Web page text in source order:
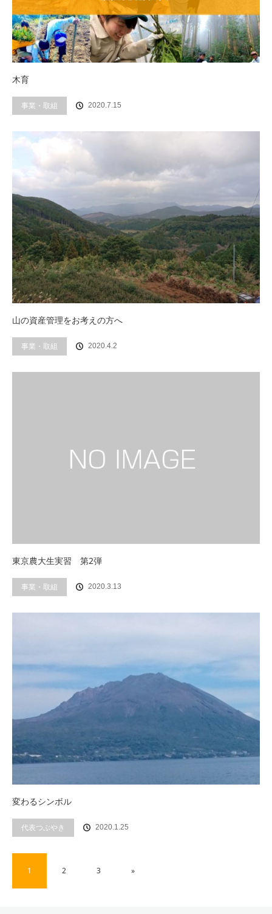
木育
事業・取組 2020.7.15
山の資産管理をお考えの方へ
事業・取組 2020.4.2
東京農大生実習 第2弾
事業・取組 2020.3.13
変わるシンボル
代表つぶやき 2020.1.25
1 2 3 »